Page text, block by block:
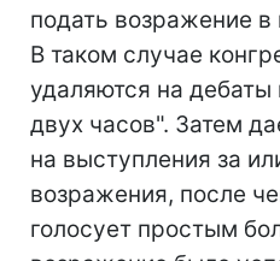
подать возражение
В таком случае
удаляются на
двух часов". Затем
на выступления за
возражения, после
голосует простым